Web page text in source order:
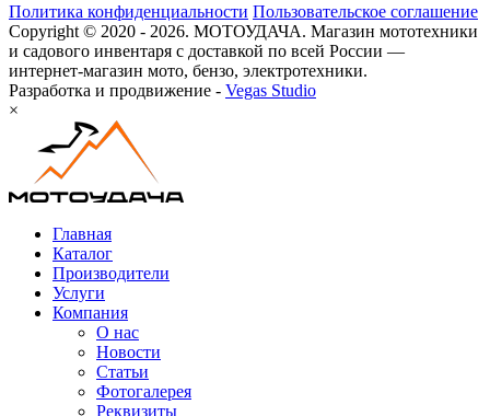
Политика конфиденциальности Пользовательское соглашение
Copyright © 2020 - 2026. МОТОУДАЧА. Магазин мототехники
и садового инвентаря с доставкой по всей России —
интернет-магазин мото, бензо, электротехники.
Разработка и продвижение - Vegas Studio
×
Главная
Каталог
Производители
Услуги
Компания
О нас
Новости
Статьи
Фотогалерея
Реквизиты